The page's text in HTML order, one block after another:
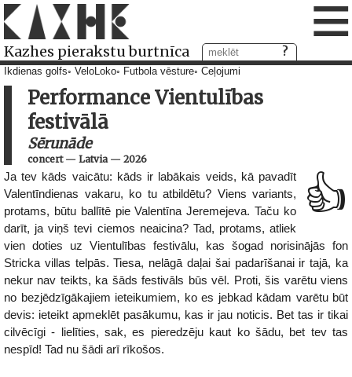
Kazhes pierakstu burtnīca ≡
Ikdienas golfs VeloLoko Futbola vēsture Ceļojumi
Performance Vientulības
festivālā
Sērunāde
concert— Latvia— 2026
👍
Ja tev kāds vaicātu: kāds ir labākais veids, kā pavadīt
Valentīndienas vakaru, ko tu atbildētu? Viens variants,
protams, būtu ballītē pie Valentīna Jeremejeva. Taču ko
darīt, ja viņš tevi ciemos neaicina? Tad, protams, atliek
vien doties uz Vientulības festivālu, kas šogad norisinājās fon
Stricka villas telpās. Tiesa, nelāgā daļai šai padarīšanai ir tajā, ka
nekur nav teikts, ka šāds festivāls būs vēl. Proti, šis varētu viens
no bezjēdzīgākajiem ieteikumiem, ko es jebkad kādam varētu būt
devis: ieteikt apmeklēt pasākumu, kas ir jau noticis. Bet tas ir tikai
cilvēcīgi - lielīties, sak, es pieredzēju kaut ko šādu, bet tev tas
nespīd! Tad nu šādi arī rīkošos.